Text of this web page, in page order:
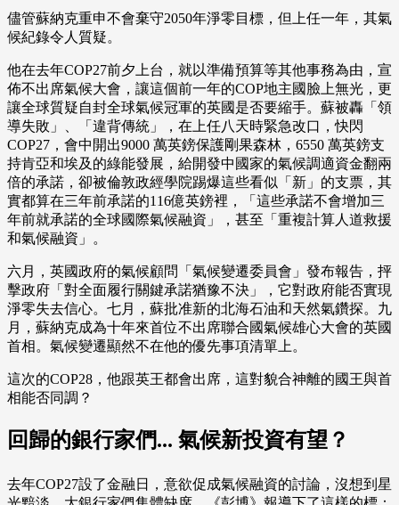
儘管蘇納克重申不會棄守2050年淨零目標，但上任一年，其氣
候紀錄令人質疑。
他在去年COP27前夕上台，就以準備預算等其他事務為由，宣
佈不出席氣候大會，讓這個前一年的COP地主國臉上無光，更
讓全球質疑自封全球氣候冠軍的英國是否要縮手。蘇被轟「領
導失敗」、「違背傳統」，在上任八天時緊急改口，快閃
COP27，會中開出9000 萬英鎊保護剛果森林，6550 萬英鎊支
持肯亞和埃及的綠能發展，給開發中國家的氣候調適資金翻兩
倍的承諾，卻被倫敦政經學院踢爆這些看似「新」的支票，其
實都算在三年前承諾的116億英鎊裡，「這些承諾不會增加三
年前就承諾的全球國際氣候融資」，甚至「重複計算人道救援
和氣候融資」。
六月，英國政府的氣候顧問「氣候變遷委員會」發布報告，抨
擊政府「對全面履行關鍵承諾猶豫不決」，它對政府能否實現
淨零失去信心。七月，蘇批准新的北海石油和天然氣鑽探。九
月，蘇納克成為十年來首位不出席聯合國氣候雄心大會的英國
首相。氣候變遷顯然不在他的優先事項清單上。
這次的COP28，他跟英王都會出席，這對貌合神離的國王與首
相能否同調？
回歸的銀行家們... 氣候新投資有望？
去年COP27設了金融日，意欲促成氣候融資的討論，沒想到星